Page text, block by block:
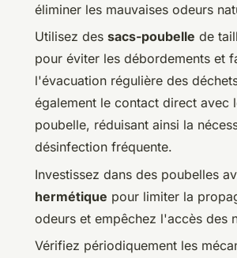
éliminer les mauvaises odeurs
Utilisez des sacs-poubelle de
pour éviter les débordements et
l'évacuation régulière des
également le contact direct avec
poubelle, réduisant ainsi la
désinfection fréquente.
Investissez dans des poubelles
hermétique pour limiter la
odeurs et empêchez l'accès des
Vérifiez périodiquement les